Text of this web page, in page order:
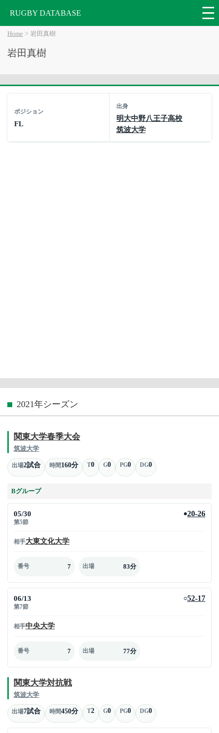
RUGBY DATABASE
Home 岩田真樹
岩田真樹
ポジション
FL
出身
明大中野八王子高校
筑波大学
2021年シーズン
関東大学春季大会
筑波大学
出場2試合 時間160分 T0 G0 PG0 DG0
Bグループ
05/30
第5節
●20-26
相手大東文化大学
番号 7 出場 83分
06/13
第7節
○52-17
相手中央大学
番号 7 出場 77分
関東大学対抗戦
筑波大学
出場7試合 時間450分 T2 G0 PG0 DG0